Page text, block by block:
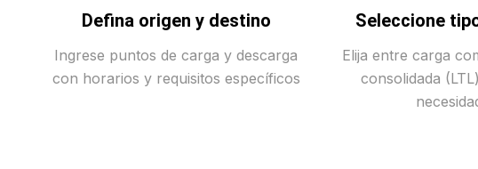
Defina origen y destino
Ingrese puntos de carga y descarga
con horarios y requisitos específicos
Seleccione
Elija entre carga
consolidada